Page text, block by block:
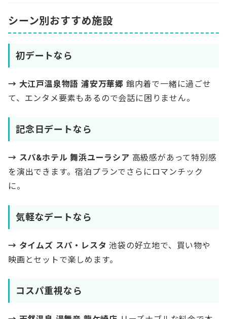
シーン別おすすめ施設
初デートなら
→ 大江戸温泉物語 浦安万華郷 館内着で一緒に過ごせ
て、エンタメ要素もあるので会話に困りません。
記念日デートなら
→ スパ&ホテル 舞浜ユーラシア 高級感があって特別感
を演出できます。宿泊プランでさらにロマンチック
に。
気軽なデートなら
→ タイムズ スパ・レスタ 池袋の好立地で、買い物や
映画とセットで楽しめます。
コスパ重視なら